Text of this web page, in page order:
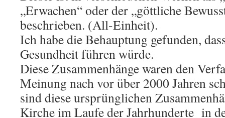
„Erwachen“ oder der „göttliche
beschrieben. (All-Einheit).
Ich habe die Behauptung gefunden,
Gesundheit führen würde.
Diese Zusammenhänge waren den
Meinung nach vor über 2000 Jahren
sind diese ursprünglichen
Kirche im Laufe der Jahrhunderte in